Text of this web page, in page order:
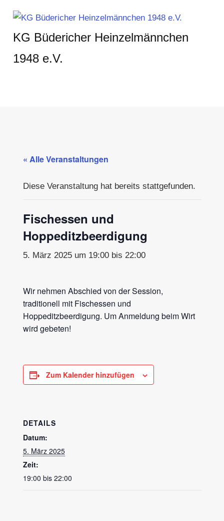
Inhalt
springenKG Büdericher Heinzelmännchen
1948 e.V.
« Alle Veranstaltungen
Diese Veranstaltung hat bereits stattgefunden.
Fischessen und
Hoppeditzbeerdigung
5. März 2025 um 19:00bis 22:00
Wir nehmen Abschied von der Session,
traditionell mit Fischessen und
Hoppeditzbeerdigung. Um Anmeldung beim Wirt
wird gebeten!
Zum Kalender hinzufügen
DETAILS
Datum:
5. März 2025
Zeit:
19:00 bis 22:00